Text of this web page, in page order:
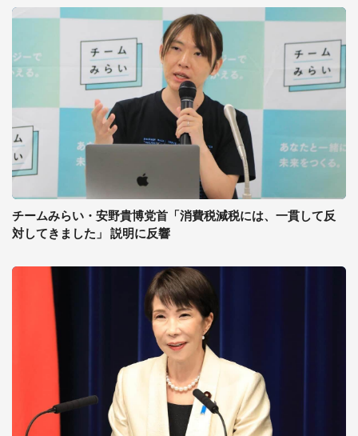
チームみらい・安野貴博党首「消費税減税には、一貫して反
対してきました」 説明に反響